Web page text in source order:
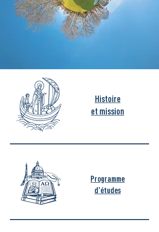
Histoire
et mission
Programme
d'études